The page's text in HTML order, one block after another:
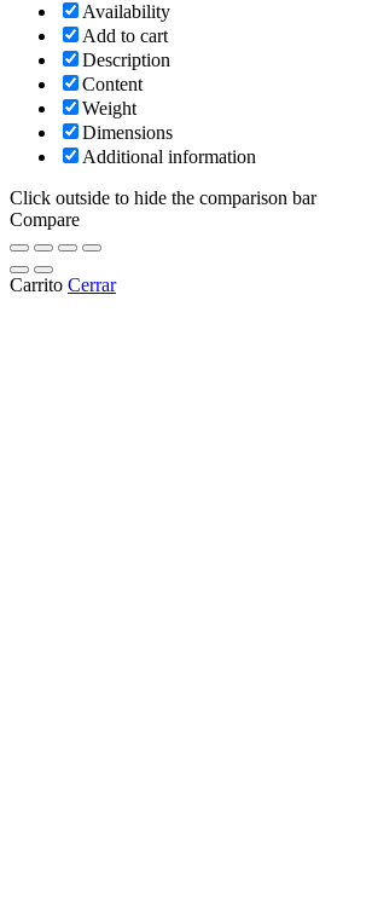
Availability
Add to cart
Description
Content
Weight
Dimensions
Additional information
Click outside to hide the comparison bar
Compare
Carrito Cerrar